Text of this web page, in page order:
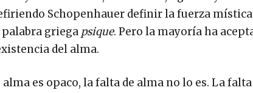
Schopenhauer definir la fuerza
palabra griega psique. Pero la mayoría ha
del alma.
es opaco, la falta de alma no lo es. La